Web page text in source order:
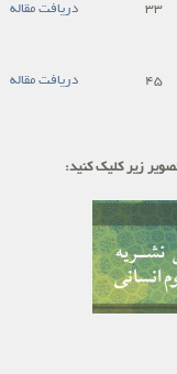
33
دریافت مقاله
45
دریافت مقاله
زیر کلیک کنید: